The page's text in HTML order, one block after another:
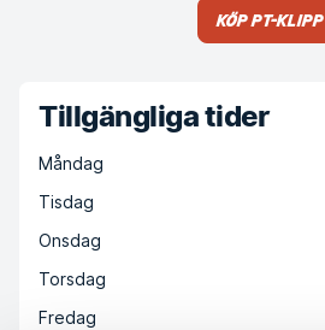
Köp PT-klipp
Tillgängliga tider
Måndag
Tisdag
Onsdag
Torsdag
Fredag